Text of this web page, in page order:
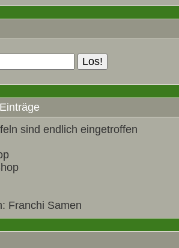
sind endlich eingetroffen
Franchi Samen